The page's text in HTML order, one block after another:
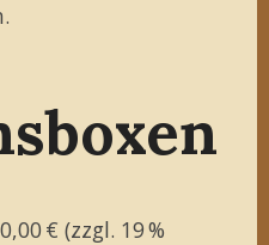
€ (zzgl. 19 %